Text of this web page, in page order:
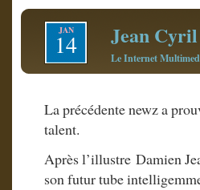
JAN
14 Jean
Le Internet
La précédente newz a
talent.
Après l’illustre Damien
son futur tube